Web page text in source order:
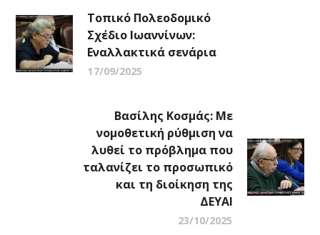
Τοπικό Πολεοδομικό
Σχέδιο Ιωαννίνων:
Εναλλακτικά σενάρια
17/09/2025
Βασίλης Κοσμάς: Με
νομοθετική ρύθμιση να
λυθεί το πρόβλημα που
ταλανίζει το προσωπικό
και τη διοίκηση της
ΔΕΥΑΙ
23/10/2025